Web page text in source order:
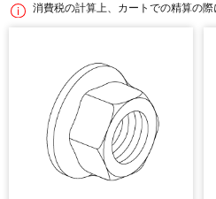
消費税の計算上、カートでの精算の際